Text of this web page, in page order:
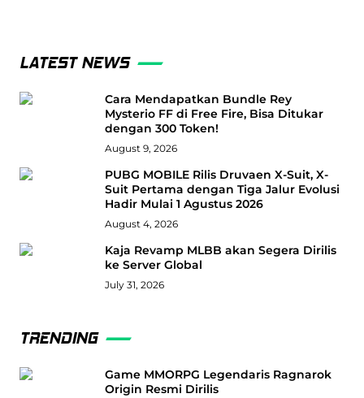
LATEST NEWS
Cara Mendapatkan Bundle Rey
Mysterio FF di Free Fire, Bisa Ditukar
dengan 300 Token!
August 9, 2026
PUBG MOBILE Rilis Druvaen X-Suit, X-
Suit Pertama dengan Tiga Jalur Evolusi
Hadir Mulai 1 Agustus 2026
August 4, 2026
Kaja Revamp MLBB akan Segera Dirilis
ke Server Global
July 31, 2026
TRENDING
Game MMORPG Legendaris Ragnarok
Origin Resmi Dirilis